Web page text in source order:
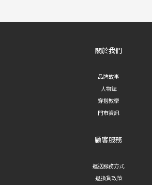
關於我們
品牌故事
人物誌
穿搭教學
門市資訊
顧客服務
運送服務方式
退換貨政策